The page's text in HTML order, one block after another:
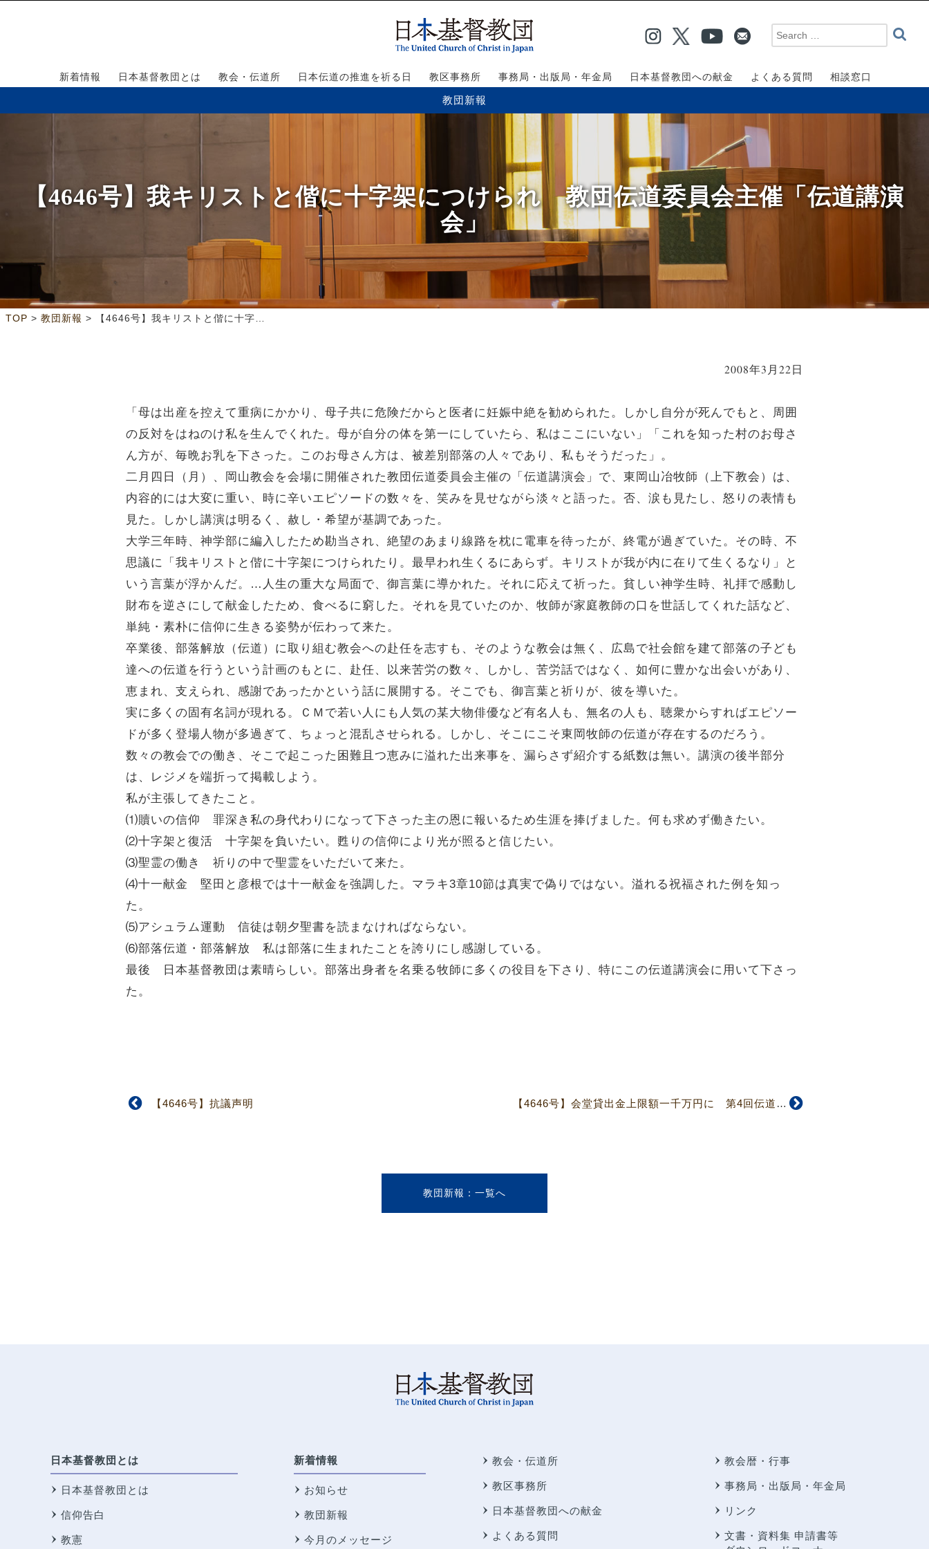
新着情報 日本基督教団とは 教会・伝道所 日本伝道の推進を祈る日 教区事務所 事務局・出版局・年金局 日本基督教団への献金 よくある質問 相談窓口
教団新報
【4646号】我キリストと偕に十字架につけられ 教団伝道委員会主催「伝道講演
会」
TOP > 教団新報 > 【4646号】我キリストと偕に十字架につけられ 教団伝道委員会主催「伝道講演会」
2008年3月22日
「母は出産を控えて重病にかかり、母子共に危険だからと医者に妊娠中絶を勧められた。しかし自分が死んでもと、周囲
の反対をはねのけ私を生んでくれた。母が自分の体を第一にしていたら、私はここにいない」「これを知った村のお母さ
ん方が、毎晩お乳を下さった。このお母さん方は、被差別部落の人々であり、私もそうだった」。
二月四日（月）、岡山教会を会場に開催された教団伝道委員会主催の「伝道講演会」で、東岡山冶牧師（上下教会）は、
内容的には大変に重い、時に辛いエピソードの数々を、笑みを見せながら淡々と語った。否、涙も見たし、怒りの表情も
見た。しかし講演は明るく、赦し・希望が基調であった。
大学三年時、神学部に編入したため勘当され、絶望のあまり線路を枕に電車を待ったが、終電が過ぎていた。その時、不
思議に「我キリストと偕に十字架につけられたり。最早われ生くるにあらず。キリストが我が内に在りて生くるなり」と
いう言葉が浮かんだ。…人生の重大な局面で、御言葉に導かれた。それに応えて祈った。貧しい神学生時、礼拝で感動し
財布を逆さにして献金したため、食べるに窮した。それを見ていたのか、牧師が家庭教師の口を世話してくれた話など、
単純・素朴に信仰に生きる姿勢が伝わって来た。
卒業後、部落解放（伝道）に取り組む教会への赴任を志すも、そのような教会は無く、広島で社会館を建て部落の子ども
達への伝道を行うという計画のもとに、赴任、以来苦労の数々、しかし、苦労話ではなく、如何に豊かな出会いがあり、
恵まれ、支えられ、感謝であったかという話に展開する。そこでも、御言葉と祈りが、彼を導いた。
実に多くの固有名詞が現れる。ＣＭで若い人にも人気の某大物俳優など有名人も、無名の人も、聴衆からすればエピソー
ドが多く登場人物が多過ぎて、ちょっと混乱させられる。しかし、そこにこそ東岡牧師の伝道が存在するのだろう。
数々の教会での働き、そこで起こった困難且つ恵みに溢れた出来事を、漏らさず紹介する紙数は無い。講演の後半部分
は、レジメを端折って掲載しよう。
私が主張してきたこと。
⑴贖いの信仰 罪深き私の身代わりになって下さった主の恩に報いるため生涯を捧げました。何も求めず働きたい。
⑵十字架と復活 十字架を負いたい。甦りの信仰により光が照ると信じたい。
⑶聖霊の働き 祈りの中で聖霊をいただいて来た。
⑷十一献金 堅田と彦根では十一献金を強調した。マラキ3章10節は真実で偽りではない。溢れる祝福された例を知っ
た。
⑸アシュラム運動 信徒は朝夕聖書を読まなければならない。
⑹部落伝道・部落解放 私は部落に生まれたことを誇りにし感謝している。
最後 日本基督教団は素晴らしい。部落出身者を名乗る牧師に多くの役目を下さり、特にこの伝道講演会に用いて下さっ
た。
【4646号】抗議声明 【4646号】会堂貸出金上限額一千万円に 第4回伝道委員会
教団新報
日本基督教団とは
日本基督教団とは
信仰告白
教憲
新着情報
お知らせ
教団新報
今月のメッセージ
教会・伝道所
教区事務所
日本基督教団への献金
よくある質問
教会暦・行事
事務局・出版局・年金局
リンク
文書・資料集 申請書等